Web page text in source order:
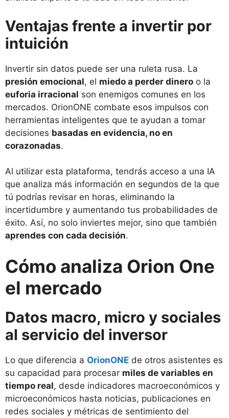
Ventajas frente a invertir por
intuición
Invertir sin datos puede ser una ruleta rusa. La
presión emocional, el miedo a perder dinero o la
euforia irracional son enemigos comunes en los
mercados. OrionONE combate esos impulsos con
herramientas inteligentes que te ayudan a tomar
decisiones basadas en evidencia, no en
corazonadas.
Al utilizar esta plataforma, tendrás acceso a una IA
que analiza más información en segundos de la que
tú podrías revisar en horas, eliminando la
incertidumbre y aumentando tus probabilidades de
éxito. Así, no solo inviertes mejor, sino que también
aprendes con cada decisión.
Cómo analiza Orion One
el mercado
Datos macro, micro y sociales
al servicio del inversor
Lo que diferencia a OrionONE de otros asistentes es
su capacidad para procesar miles de variables en
tiempo real, desde indicadores macroeconómicos y
microeconómicos hasta noticias, publicaciones en
redes sociales y métricas de sentimiento del